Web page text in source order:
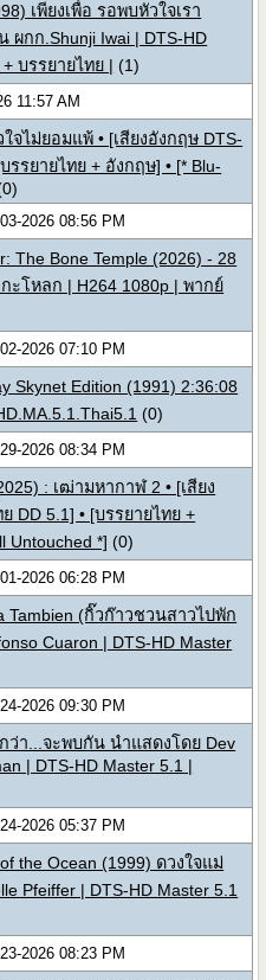
เพียงเพื่อ รอพบหัวใจเรา
ผกก.Shunji Iwai | DTS-HD
บรรยายไทย | (1)
11:57 AM
จไม่ยอมแพ้ • [เสียงอังกฤษ DTS-
รรยายไทย + อังกฤษ] • [* Blu-
2026 08:56 PM
The Bone Temple (2026) - 28
ะโหลก | H264 1080p | พากย์
2026 07:10 PM
Skynet Edition (1991) 2:36:08
(0)
2026 08:34 PM
: เฒ่ามหากาฬ 2 • [เสียง
DD 5.1] • [บรรยายไทย +
Untouched *] (0)
2026 06:28 PM
Tambien (กิ๊วก๊าวชวนสาวไปพัก
Cuaron | DTS-HD Master
2026 09:30 PM
ว่า...จะพบกัน นำแสดงโดย Dev
| DTS-HD Master 5.1 |
2026 05:37 PM
the Ocean (1999) ดวงใจแม่
Pfeiffer | DTS-HD Master 5.1
2026 08:23 PM